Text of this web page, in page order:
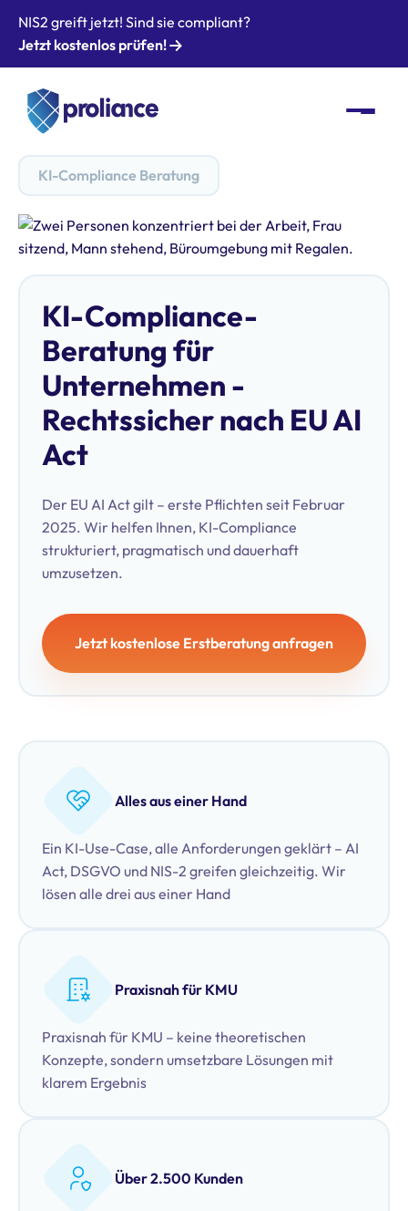
NIS2 greift jetzt! Sind sie compliant?
Jetzt kostenlos prüfen!
KI-Compliance Beratung
KI-Compliance-
Beratung für
Unternehmen -
Rechtssicher nach EU AI
Act
Der EU AI Act gilt – erste Pflichten seit Februar
2025. Wir helfen Ihnen, KI-Compliance
strukturiert, pragmatisch und dauerhaft
umzusetzen.
Jetzt kostenlose Erstberatung anfragen
Alles aus einer Hand
Ein KI-Use-Case, alle Anforderungen geklärt – AI
Act, DSGVO und NIS-2 greifen gleichzeitig. Wir
lösen alle drei aus einer Hand
Praxisnah für KMU
Praxisnah für KMU – keine theoretischen
Konzepte, sondern umsetzbare Lösungen mit
klarem Ergebnis
Über 2.500 Kunden